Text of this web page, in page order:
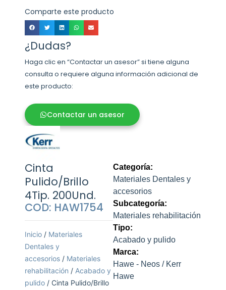
Comparte este producto
¿Dudas?
Haga clic en “Contactar un asesor” si tiene alguna
consulta o requiere alguna información adicional de
este producto:
Contactar un asesor
Cinta
Pulido/Brillo
4Tip. 200Und.
COD: HAW1754
Inicio / Materiales
Dentales y
accesorios / Materiales
rehabilitación / Acabado y
pulido / Cinta Pulido/Brillo
Categoría:
Materiales Dentales y
accesorios
Subcategoría:
Materiales rehabilitación
Tipo:
Acabado y pulido
Marca:
Hawe - Neos / Kerr
Hawe